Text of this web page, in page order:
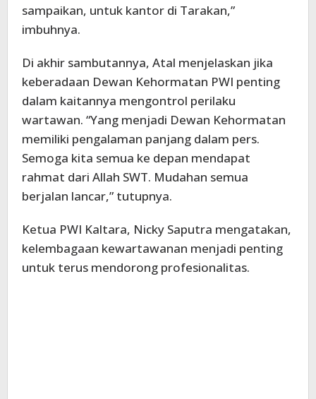
sampaikan, untuk kantor di Tarakan,”
imbuhnya.
Di akhir sambutannya, Atal menjelaskan jika
keberadaan Dewan Kehormatan PWI penting
dalam kaitannya mengontrol perilaku
wartawan. “Yang menjadi Dewan Kehormatan
memiliki pengalaman panjang dalam pers.
Semoga kita semua ke depan mendapat
rahmat dari Allah SWT. Mudahan semua
berjalan lancar,” tutupnya.
Ketua PWI Kaltara, Nicky Saputra mengatakan,
kelembagaan kewartawanan menjadi penting
untuk terus mendorong profesionalitas.